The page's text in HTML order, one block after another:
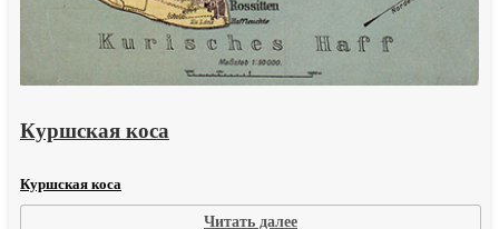
Куршская коса
Куршская коса
Читать далее: